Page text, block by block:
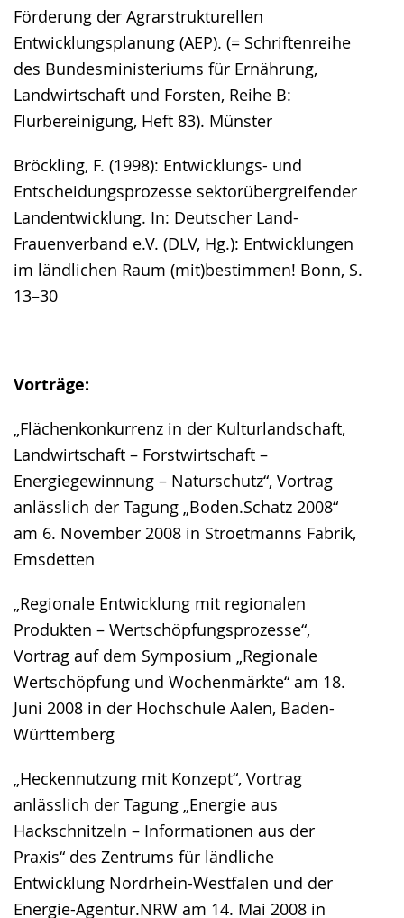
Förderung der Agrarstrukturellen
Entwicklungsplanung (AEP). (= Schriftenreihe
des Bundesministeriums für Ernährung,
Landwirtschaft und Forsten, Reihe B:
Flurbereinigung, Heft 83). Münster
Bröckling, F. (1998): Entwicklungs- und
Entscheidungsprozesse sektorübergreifender
Landentwicklung. In: Deutscher Land-
Frauenverband e.V. (DLV, Hg.): Entwicklungen
im ländlichen Raum (mit)bestimmen! Bonn, S.
13–30
Vorträge:
„Flächenkonkurrenz in der Kulturlandschaft,
Landwirtschaft – Forstwirtschaft –
Energiegewinnung – Naturschutz“, Vortrag
anlässlich der Tagung „Boden.Schatz 2008“
am 6. November 2008 in Stroetmanns Fabrik,
Emsdetten
„Regionale Entwicklung mit regionalen
Produkten – Wertschöpfungsprozesse“,
Vortrag auf dem Symposium „Regionale
Wertschöpfung und Wochenmärkte“ am 18.
Juni 2008 in der Hochschule Aalen, Baden-
Württemberg
„Heckennutzung mit Konzept“, Vortrag
anlässlich der Tagung „Energie aus
Hackschnitzeln – Informationen aus der
Praxis“ des Zentrums für ländliche
Entwicklung Nordrhein-Westfalen und der
Energie-Agentur.NRW am 14. Mai 2008 in